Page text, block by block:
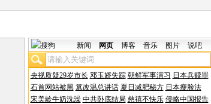
新闻 网页 博客 音乐 图片 说吧
央视质疑29岁市长 邓玉娇失踪 朝鲜军事演习 日本兵赎罪
石首网站被黑 篡改温总讲话 夏日减肥秘方 日本瘦脸法
宋美龄牛奶洗澡 中共卧底结局 慈禧不快乐 侵略中国报告